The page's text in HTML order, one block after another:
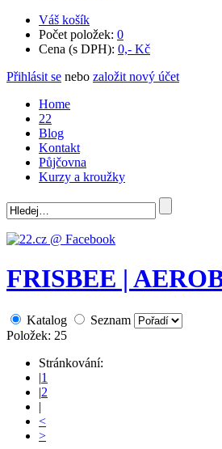
Váš košík
Počet položek: 0
Cena (s DPH): 0,- Kč
Přihlásit se nebo založit nový účet
Home
22
Blog
Kontakt
Půjčovna
Kurzy a kroužky
FRISBEE |
Katalog
Seznam
Položek: 25
Stránkování:
|1
|2
|
<
>